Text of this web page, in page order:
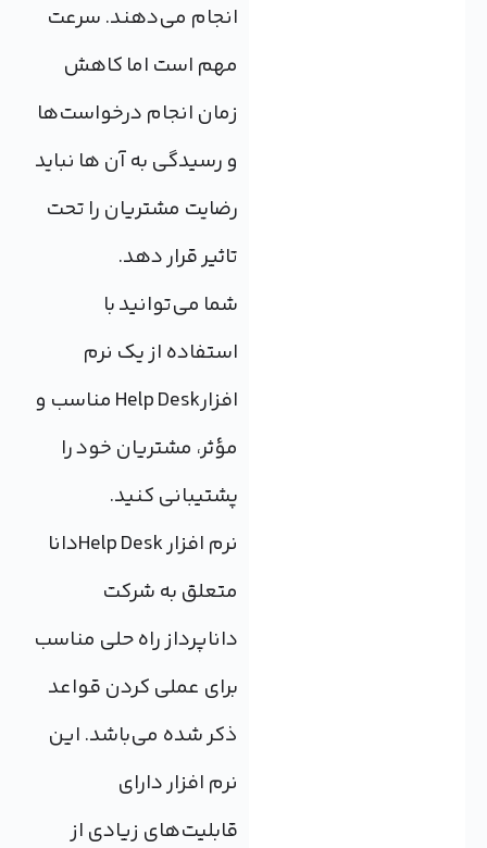
انجام می‌دهند. سرعت
مهم است اما کاهش
زمان انجام درخواست‌ها
و رسیدگی به آن ها نباید
رضایت مشتریان را تحت
تاثیر قرار دهد.
شما می‌توانید با
استفاده از یک نرم
افزارHelp Desk مناسب و
مؤثر، مشتریان خود را
پشتیبانی کنید.
نرم افزار Help Deskدانا
متعلق به شرکت
داناپرداز راه حلی مناسب
برای عملی کردن قواعد
ذکر شده می‌باشد. این
نرم افزار دارای
قابلیت‌های زیادی از